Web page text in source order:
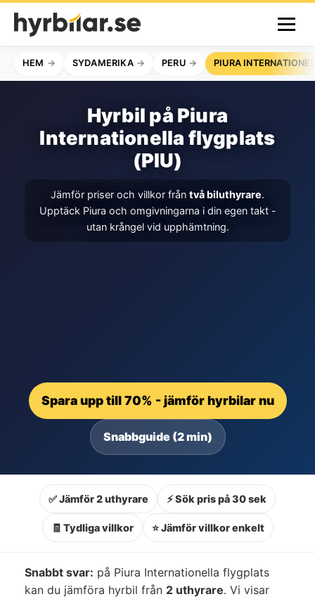
HEM SYDAMERIKA PERU PIURA
Hyrbil på Piura
Internationella flygplats
(PIU)
Jämför priser och villkor från två biluthyrare.
Upptäck Piura och omgivningarna i din egen takt -
utan krångel vid upphämtning.
Spara upp till 70% - jämför hyrbilar nu
Snabbguide (2 min)
✅ Jämför 2 uthyrare ⚡ Sök pris på 30 sek
🧾 Tydliga villkor ⭐ Jämför villkor enkelt
Snabbt svar: på Piura Internationella flygplats
kan du jämföra hyrbil från 2 uthyrare. Vi visar